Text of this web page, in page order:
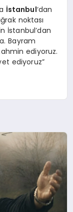
İstanbul‘dan
noktası
İstanbul’dan
Bayram
ediyoruz.
ediyoruz”